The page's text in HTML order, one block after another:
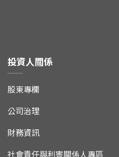
投資人關係
股東專欄
公司治理
財務資訊
社會責任與利害關係人專區